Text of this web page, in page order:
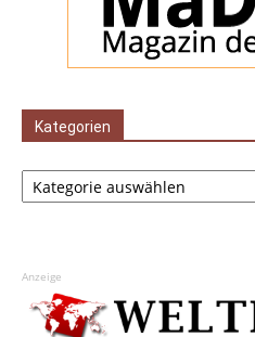
Kategorien
Kategorien
Anzeige